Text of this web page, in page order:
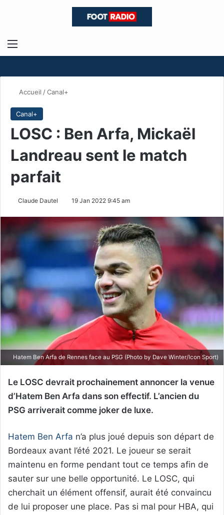
Menu
Accueil /Canal+
Canal+
LOSC : Ben Arfa, Mickaël
Landreau sent le match
parfait
Claude Dautel 19 Jan 2022 9:45 am
Hatem Ben Arfa de Rennes face au PSG (Photo by Dave Winter/Icon Sport)
Le LOSC devrait prochainement annoncer la venue
d’Hatem Ben Arfa dans son effectif. L’ancien du
PSG arriverait comme joker de luxe.
Hatem Ben Arfa n’a plus joué depuis son départ de
Bordeaux avant l’été 2021. Le joueur se serait
maintenu en forme pendant tout ce temps afin de
sauter sur une belle opportunité. Le LOSC, qui
cherchait un élément offensif, aurait été convaincu
de lui proposer une place. Pas si mal pour HBA, qui